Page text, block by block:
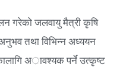
गरेको जलवायु मैत्री कृषि
तथा विभिन्न अध्ययन
अावश्यक पर्ने उत्कृष्ट